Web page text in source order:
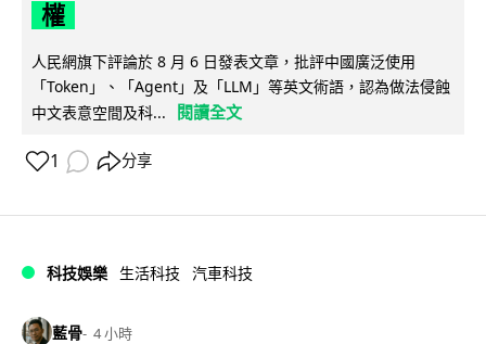
權
人民網旗下評論於 8 月 6 日發表文章，批評中國廣泛使用
「Token」、「Agent」及「LLM」等英文術語，認為做法侵蝕
中文表意空間及科...
閱讀全文
1 分享
科技娛樂 生活科技 汽車科技
藍骨 4 小時